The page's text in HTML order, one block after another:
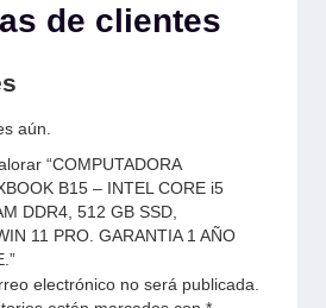
de clientes
aún.
“COMPUTADORA
B15 – INTEL CORE i5
DDR4, 512 GB SSD,
11 PRO. GARANTIA 1 AÑO
electrónico no será publicada.